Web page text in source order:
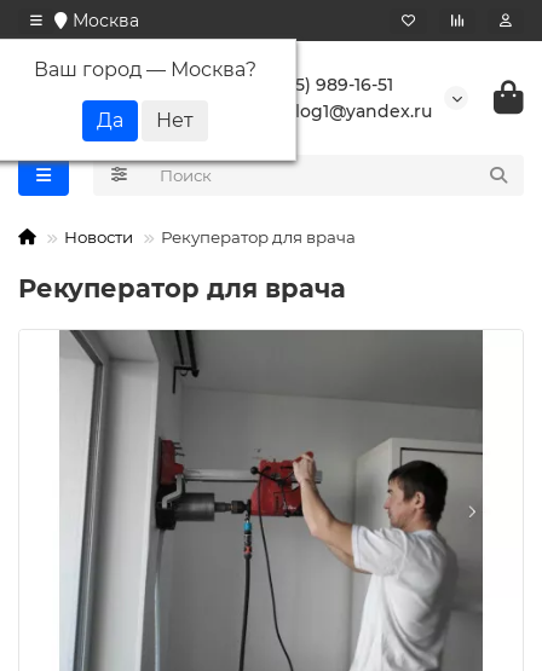
Москва
Ваш город — Москва?
+7 (495) 989-16-51
buranlog1@yandex.ru
Новости Рекуператор для врача
Рекуператор для врача